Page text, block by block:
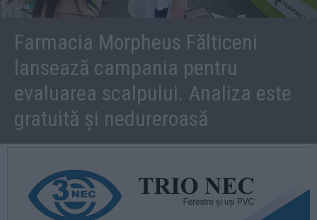
Farmacia Morpheus Fălticeni
lansează campania pentru
evaluarea scalpului. Analiza este
gratuită și nedureroasă